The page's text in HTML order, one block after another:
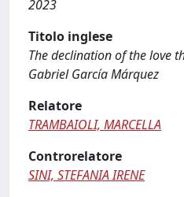
2023
Titolo inglese
The declination of the love
Gabriel García Márquez
Relatore
TRAMBAIOLI, MARCELLA
Controrelatore
SINI, STEFANIA IRENE